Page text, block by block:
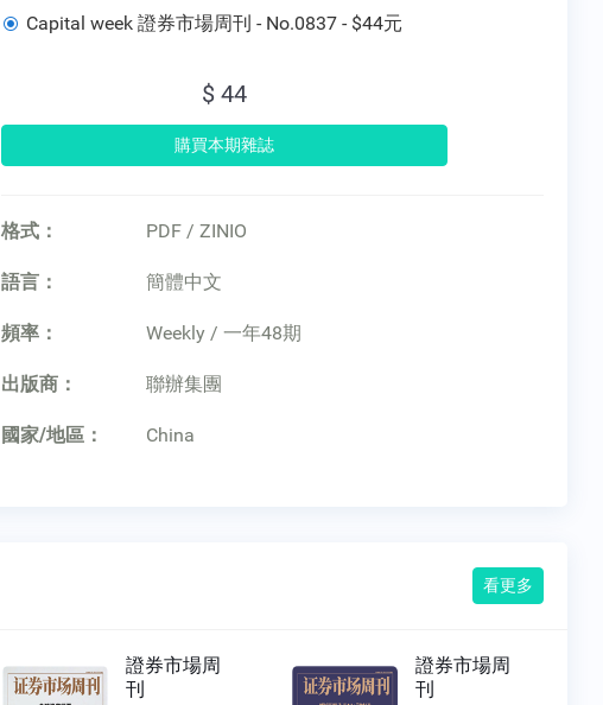
Capital week 證券市場周刊 - No.0837 - $44元
$ 44
格式： PDF / ZINIO
語言： 簡體中文
頻率： Weekly / 一年48期
出版商： 聯辦集團
國家/地區： China
看更多
證券市場周
刊
證券市場周
刊